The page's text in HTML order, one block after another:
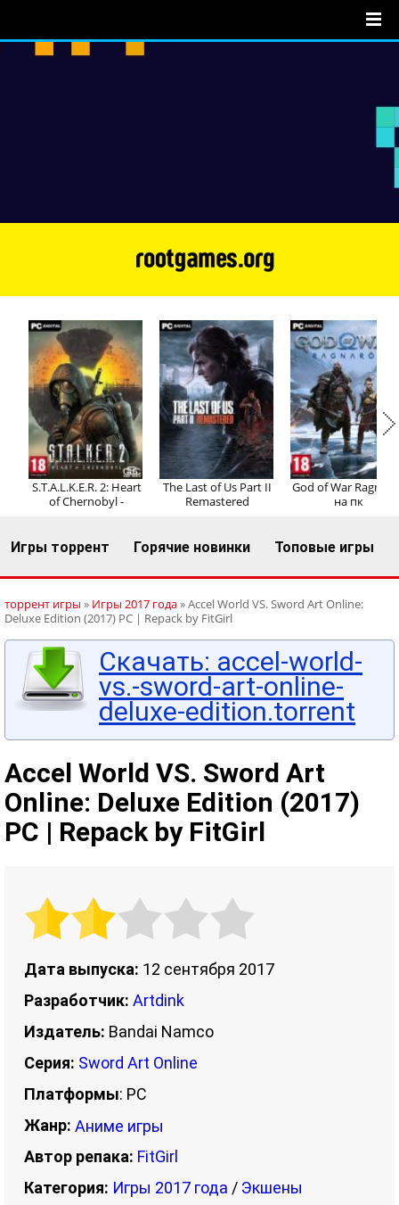
Регистрация Вход
S.T.A.L.K.E.R. 2: Heart
of Chernobyl -
The Last of Us Part II
Remastered
God of War
на пк
Игры торрент Горячие новинки Топовые игры
торрент игры » Игры 2017 года» Accel World VS. Sword Art Online:
Deluxe Edition (2017) PC | Repack by FitGirl
Скачать: accel-world-
vs.-sword-art-online-
deluxe-edition.torrent
Accel World VS. Sword Art
Online: Deluxe Edition (2017)
PC | Repack by FitGirl
Дата выпуска: 12 сентября 2017
Разработчик: Artdink
Издатель: Bandai Namco
Серия: Sword Art Online
Платформы: PC
Жанр: Аниме игры
Автор репака: FitGirl
Категория: Игры 2017 года / Экшены